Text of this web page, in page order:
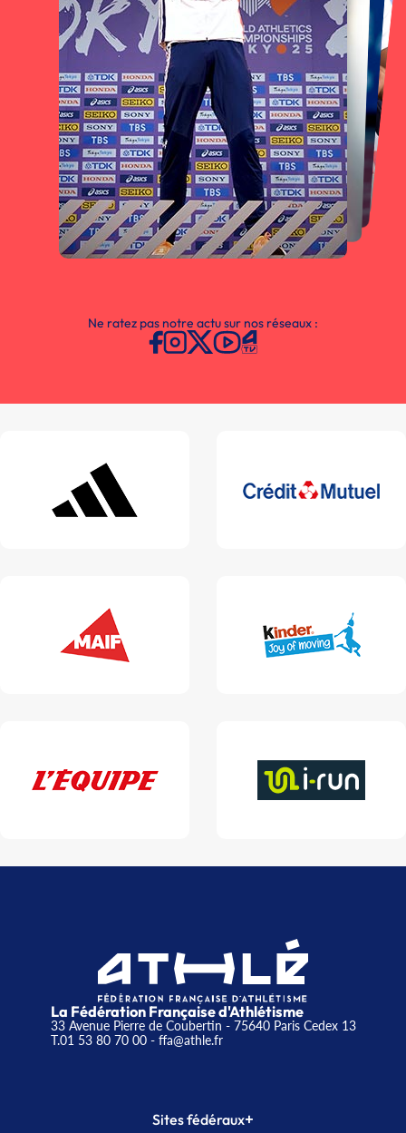
Ne ratez pas notre actu sur nos réseaux :
La Fédération Française d'Athlétisme
33 Avenue Pierre de Coubertin - 75640 Paris Cedex 13
T.01 53 80 70 00- ffa@athle.fr
Sites fédéraux+